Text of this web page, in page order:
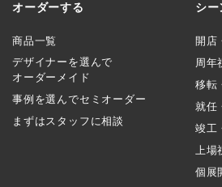
オーダーする
商品一覧
デザイナーを選んで
オーダーメイド
事例を選んでセミオーダー
まずはスタッフに相談
シ
開店
周年
移転
就任
竣工
上場
個展